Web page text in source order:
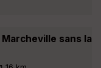
sans la